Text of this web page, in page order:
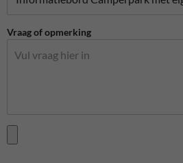
Vraag of opmerking